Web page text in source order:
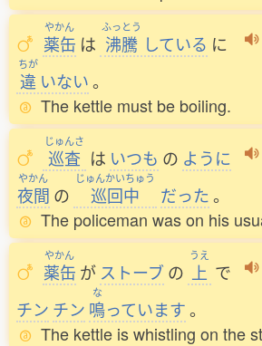
やかん
薬缶 は
ふっとう
沸騰 している に
ちが
違 いない。
The kettle must be boiling.
じゅんさ
巡査 は いつも の ように
やかん
夜間 の
じゅんかいちゅう
巡回中 だった 。
The policeman was on his
やかん
薬缶 が ストーブ の
うえ
上 で
チン チン
な
鳴っています。
The kettle is whistling on the